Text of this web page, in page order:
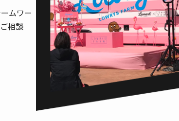
ムワー
相談